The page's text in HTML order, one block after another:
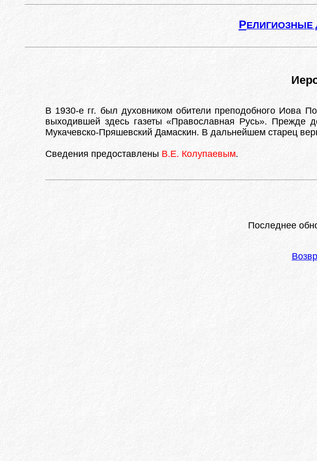
РЕЛИГИОЗНЫЕ
В 1930-е гг. был духовником обители преподобного Иова
выходившей здесь газеты «Православная Русь». Прежде
Мукачевско-Пряшевский Дамаскин. В дальнейшем старец
Сведения предоставлены В.Е. Колупаевым.
Последнее